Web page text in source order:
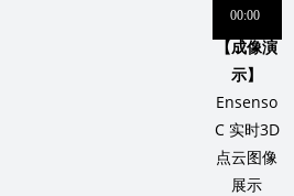
【成像演
示】
Ensenso
C 实时3D
点云图像
展示